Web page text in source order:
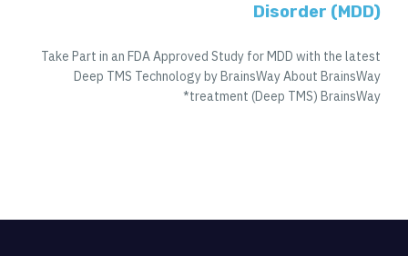
Disorder (MDD)
Take Part in an FDA Approved Study for MDD with the latest
Deep TMS Technology by BrainsWay About BrainsWay
treatment (Deep TMS) BrainsWay*